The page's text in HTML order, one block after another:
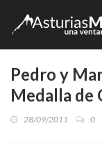
Pedro y
Medalla de
28/09/2011 0